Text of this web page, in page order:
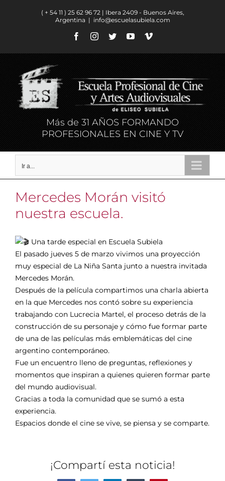
( + 54 11 ) ​25 62 96 72 | Ibera 2409 - Buenos Aires,
Argentina | info@escuelasubiela.com
FacebookInstagram
TwitterYouTubeVimeo
Más de 31 AÑOS FORMANDO
PROFESIONALES EN CINE Y TV
Ir a...
Mercedes Morán visitó
nuestra escuela.
Una tarde especial en Escuela Subiela
El pasado jueves 5 de marzo vivimos una proyección
muy especial de La Niña Santa junto a nuestra invitada
Mercedes Morán.
Después de la película compartimos una charla abierta
en la que Mercedes nos contó sobre su experiencia
trabajando con Lucrecia Martel, el proceso detrás de la
construcción de su personaje y cómo fue formar parte
de una de las películas más emblemáticas del cine
argentino contemporáneo.
Fue un encuentro lleno de preguntas, reflexiones y
momentos que inspiran a quienes quieren formar parte
del mundo audiovisual.
Gracias a toda la comunidad que se sumó a esta
experiencia.
Espacios donde el cine se vive, se piensa y se comparte.
¡Compartí esta noticia!